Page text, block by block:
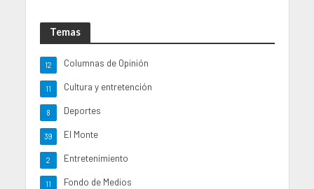
Temas
Columnas de Opinión
12
Cultura y entretención
11
Deportes
8
El Monte
39
Entretenimiento
2
Fondo de Medios
11